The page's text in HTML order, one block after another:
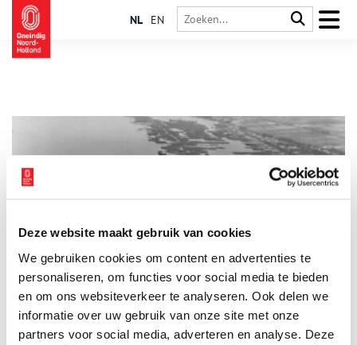
Deze website maakt gebruik van cookies
We gebruiken cookies om content en advertenties te
personaliseren, om functies voor social media te bieden
en om ons websiteverkeer te analyseren. Ook delen we
informatie over uw gebruik van onze site met onze
partners voor social media, adverteren en analyse. Deze
NL EN
Gerrit van Schaik, een Amsterdamse ‘maandvlieger’, werd in de
meidagen van 1940 gemobiliseerd in de strijd tegen de
Duitsers. Vanuit vliegbasis Soesterberg vloog hij onder meer
naar de Grebbelinie, waar hij deelnam aan luchtgevechten.